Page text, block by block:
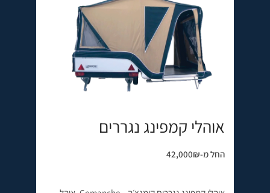
אוהלי קמפינג נגררים
החל מ-42,000₪